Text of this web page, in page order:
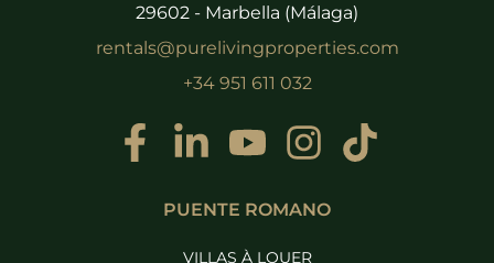
29602 - Marbella (Málaga)
rentals@purelivingproperties.com
+34 951 611 032
PUENTE ROMANO
VILLAS À LOUER